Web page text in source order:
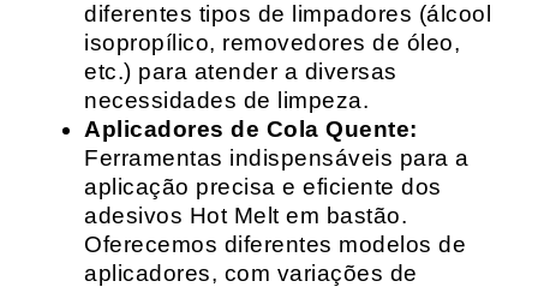
diferentes tipos de limpadores (álcool
isopropílico, removedores de óleo,
etc.) para atender a diversas
necessidades de limpeza.
Aplicadores de Cola Quente:
Ferramentas indispensáveis para a
aplicação precisa e eficiente dos
adesivos Hot Melt em bastão.
Oferecemos diferentes modelos de
aplicadores, com variações de